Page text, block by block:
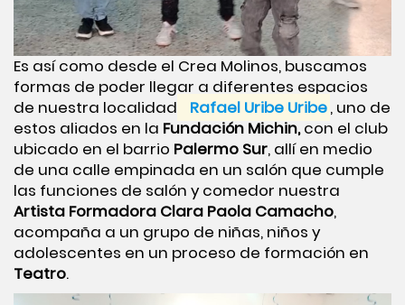
Es así como desde el Crea Molinos, buscamos
formas de poder llegar a diferentes espacios
de nuestra localidad
Rafael Uribe Uribe, uno de
estos aliados en la Fundación Michin,con el club
ubicado en el barrio Palermo Sur, allí en medio
de una calle empinada en un salón que cumple
las funciones de salón y comedor nuestra
Artista Formadora Clara Paola Camacho,
acompaña a un grupo de niñas, niños y
adolescentes en un proceso de formación en
Teatro.